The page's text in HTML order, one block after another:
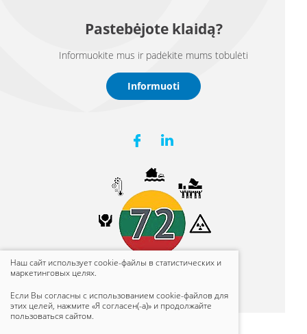
Pastebėjote klaidą?
Informuokite mus ir padėkite mums tobulėti
Informuoti
Наш сайт использует cookie-файлы в статистических и
маркетинговых целях.
Если Вы согласны с использованием cookie-файлов для
этих целей, нажмите «Я согласен(-а)» и продолжайте
пользоваться сайтом.